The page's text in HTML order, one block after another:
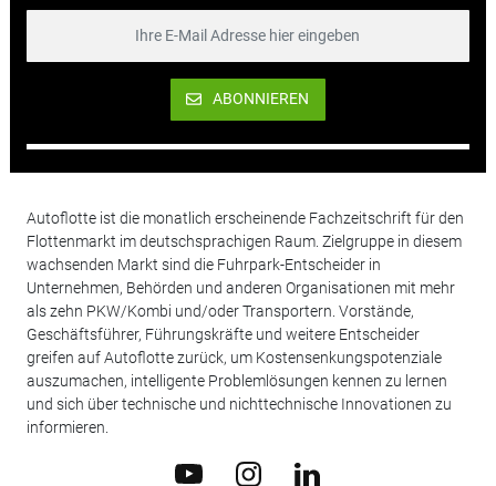
ABONNIEREN
Autoflotte ist die monatlich erscheinende Fachzeitschrift für den
Flottenmarkt im deutschsprachigen Raum. Zielgruppe in diesem
wachsenden Markt sind die Fuhrpark-Entscheider in
Unternehmen, Behörden und anderen Organisationen mit mehr
als zehn PKW/Kombi und/oder Transportern. Vorstände,
Geschäftsführer, Führungskräfte und weitere Entscheider
greifen auf Autoflotte zurück, um Kostensenkungspotenziale
auszumachen, intelligente Problemlösungen kennen zu lernen
und sich über technische und nichttechnische Innovationen zu
informieren.